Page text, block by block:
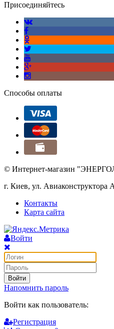
Присоединяйтесь
Способы оплаты
© Интернет-магазин
г. Киев, ул. Авиаконструктора
Контакты
Карта сайта
Войти
Войти
Напомнить пароль
Войти как пользователь:
Регистрация